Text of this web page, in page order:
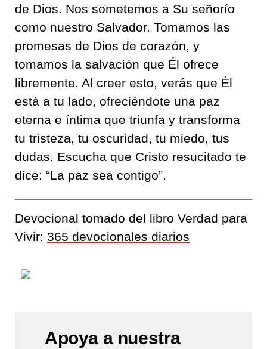
de Dios. Nos sometemos a Su señorío
como nuestro Salvador. Tomamos las
promesas de Dios de corazón, y
tomamos la salvación que Él ofrece
libremente. Al creer esto, verás que Él
está a tu lado, ofreciéndote una paz
eterna e íntima que triunfa y transforma
tu tristeza, tu oscuridad, tu miedo, tus
dudas. Escucha que Cristo resucitado te
dice: “La paz sea contigo”.
Devocional tomado del libro Verdad para
Vivir: 365 devocionales diarios
Apoya a nuestra